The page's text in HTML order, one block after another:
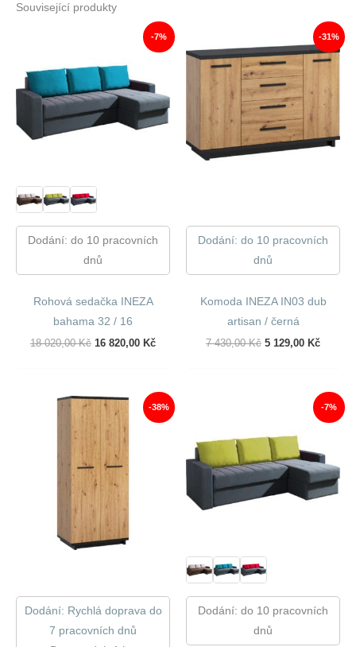
Související produkty
-7%
Dodání: do 10 pracovních
dnů
Rohová sedačka INEZA
bahama 32 / 16
18 020,00Kč Původní
020,00 Kč.
16 820,00 KčAktuální
820,00 Kč.
-31%
Dodání: do 10 pracovních
dnů
Komoda INEZA IN03 dub
artisan / černá
7 430,00Kč Původní
5 129,00 Kč
129,00
-38%
Dodání: Rychlá doprava do
7 pracovních dnů
-7%
Dodání: do 10 pracovních
dnů